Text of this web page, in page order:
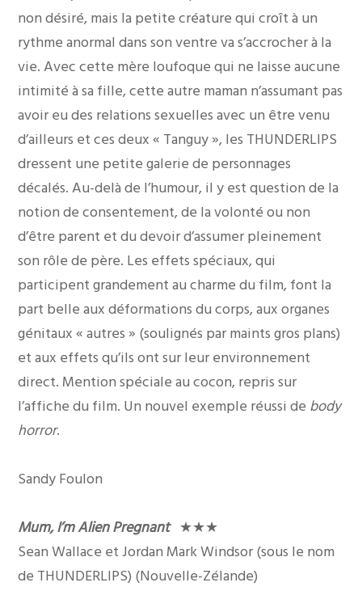
non désiré, mais la petite créature qui croît à un
rythme anormal dans son ventre va s’accrocher à la
vie. Avec cette mère loufoque qui ne laisse aucune
intimité à sa fille, cette autre maman n’assumant pas
avoir eu des relations sexuelles avec un être venu
d’ailleurs et ces deux « Tanguy », les THUNDERLIPS
dressent une petite galerie de personnages
décalés. Au-delà de l’humour, il y est question de la
notion de consentement, de la volonté ou non
d’être parent et du devoir d’assumer pleinement
son rôle de père. Les effets spéciaux, qui
participent grandement au charme du film, font la
part belle aux déformations du corps, aux organes
génitaux « autres » (soulignés par maints gros plans)
et aux effets qu’ils ont sur leur environnement
direct. Mention spéciale au cocon, repris sur
l’affiche du film. Un nouvel exemple réussi de body
horror.
Sandy Foulon
Mum, I’m Alien Pregnant★★★
Sean Wallace et Jordan Mark Windsor (sous le nom
de THUNDERLIPS) (Nouvelle-Zélande)